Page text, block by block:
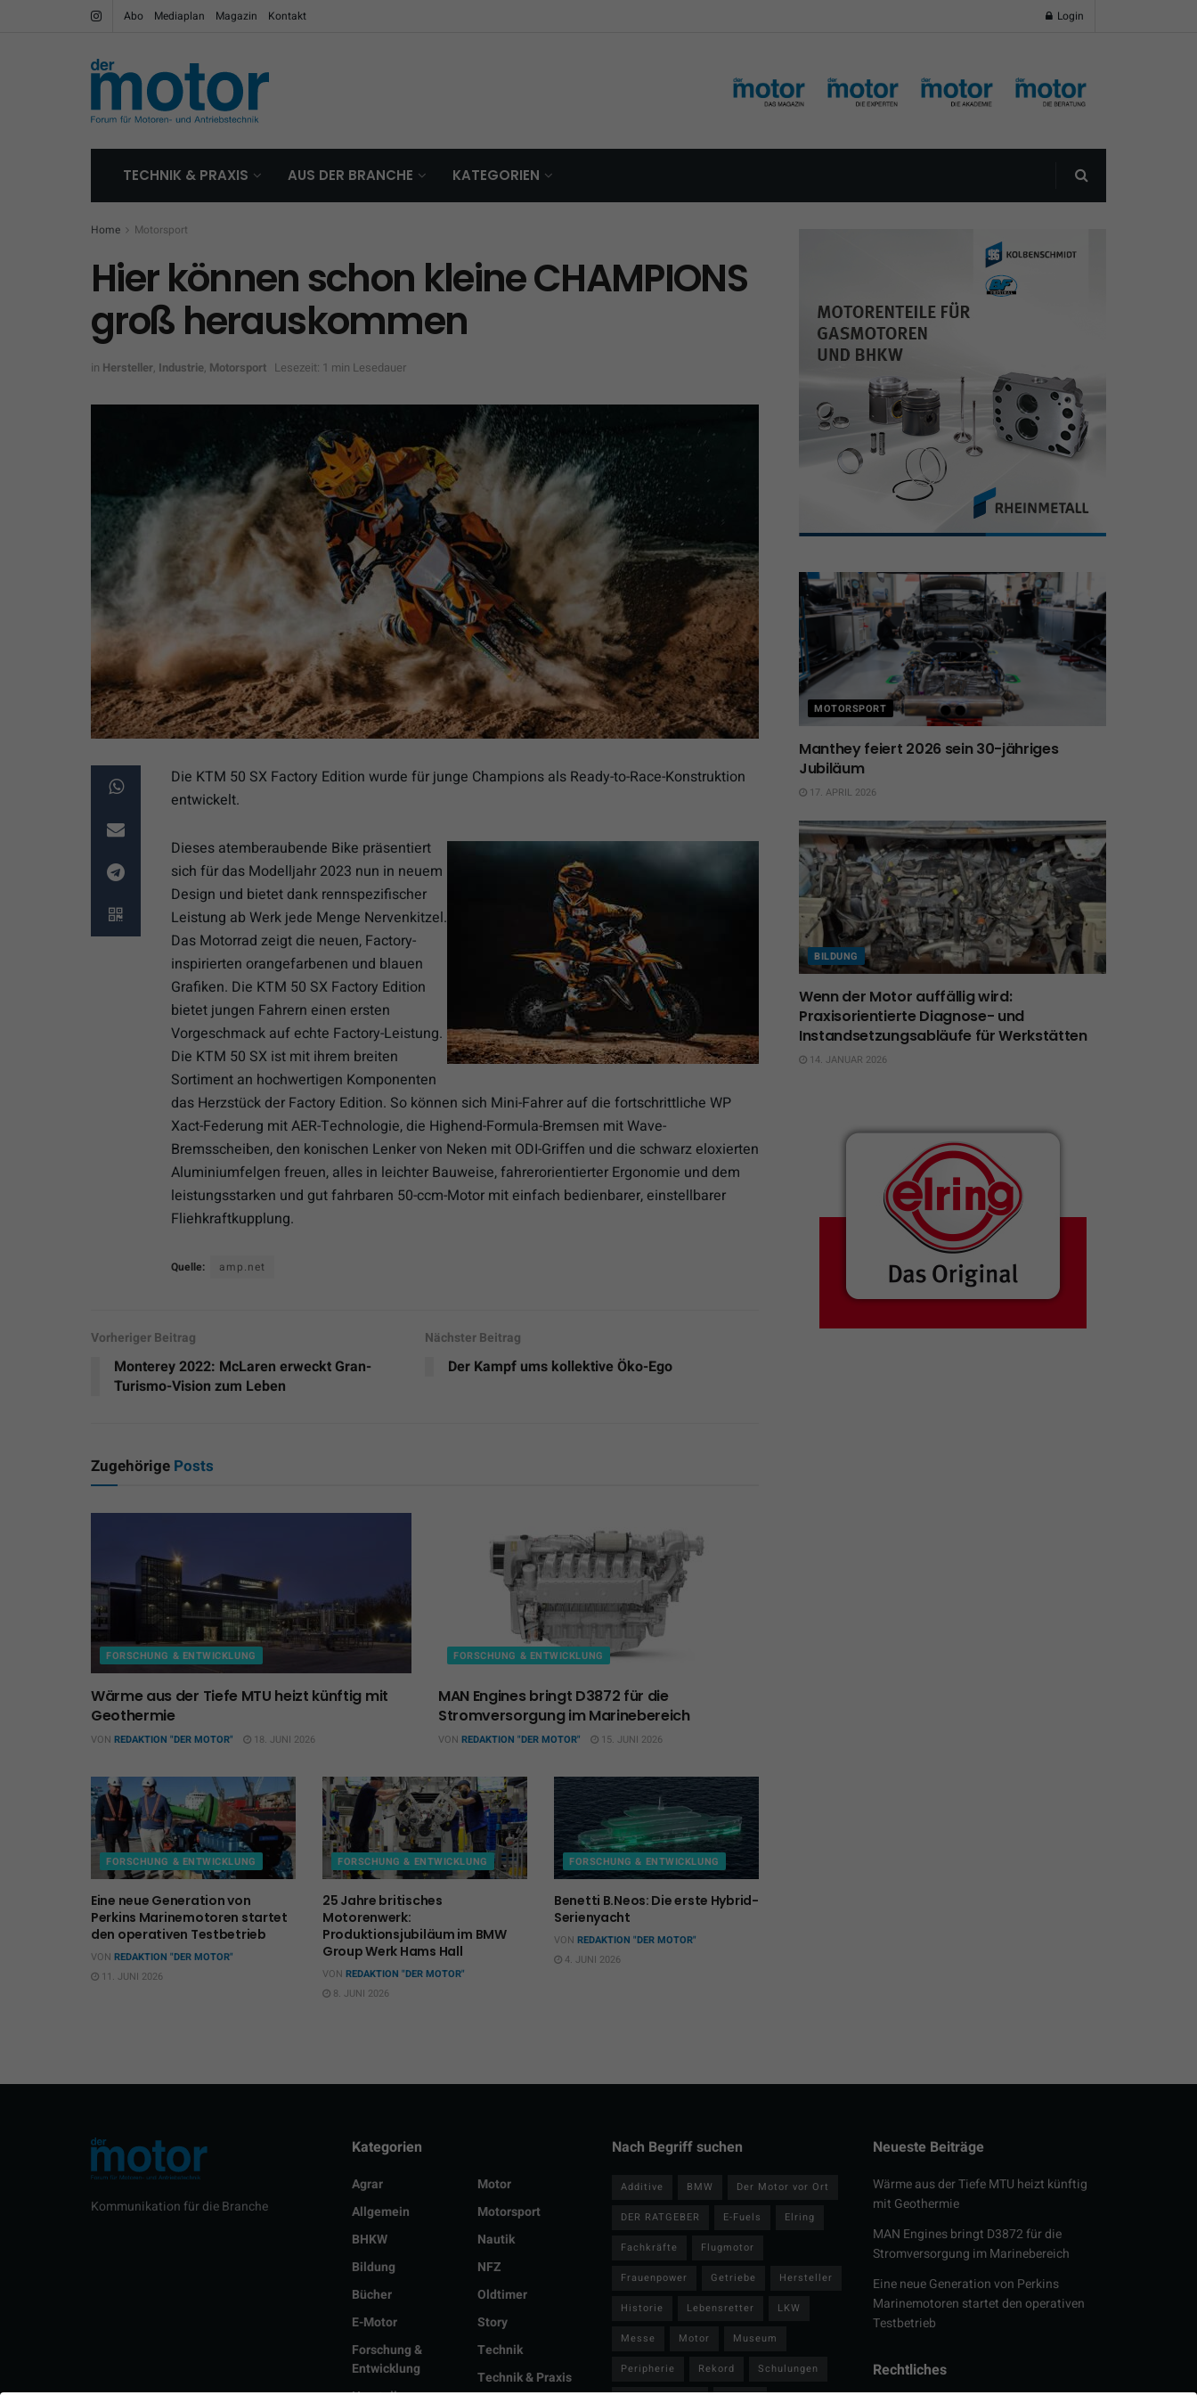
Abo Mediaplan Magazin Kontakt Login
TECHNIK & PRAXIS AUS DER BRANCHE KATEGORIEN
Home Motorsport
Hier können schon kleine CHAMPIONS
groß herauskommen
in Hersteller, Industrie, Motorsport Lesezeit: 1 min Lesedauer
Die KTM 50 SX Factory Edition wurde für junge Champions als Ready-to-Race-Konstruktion
entwickelt.
Dieses atemberaubende Bike präsentiert
sich für das Modelljahr 2023 nun in neuem
Design und bietet dank rennspezifischer
Leistung ab Werk jede Menge Nervenkitzel.
Das Motorrad zeigt die neuen, Factory-
inspirierten orangefarbenen und blauen
Grafiken. Die KTM 50 SX Factory Edition
bietet jungen Fahrern einen ersten
Vorgeschmack auf echte Factory-Leistung.
Die KTM 50 SX ist mit ihrem breiten
Sortiment an hochwertigen Komponenten
das Herzstück der Factory Edition. So können sich Mini-Fahrer auf die fortschrittliche WP
Xact-Federung mit AER-Technologie, die Highend-Formula-Bremsen mit Wave-
Bremsscheiben, den konischen Lenker von Neken mit ODI-Griffen und die schwarz eloxierten
Aluminiumfelgen freuen, alles in leichter Bauweise, fahrerorientierter Ergonomie und dem
leistungsstarken und gut fahrbaren 50-ccm-Motor mit einfach bedienbarer, einstellbarer
Fliehkraftkupplung.
Quelle: amp.net
Vorheriger Beitrag
Monterey 2022: McLaren erweckt Gran-
Turismo-Vision zum Leben
Nächster Beitrag
Der Kampf ums kollektive Öko-Ego
Zugehörige Posts
FORSCHUNG & ENTWICKLUNG
Wärme aus der Tiefe MTU heizt künftig mit
Geothermie
VON REDAKTION "DER MOTOR" 18. JUNI 2026
FORSCHUNG & ENTWICKLUNG
MAN Engines bringt D3872 für die
Stromversorgung im Marinebereich
VON REDAKTION "DER MOTOR" 15. JUNI 2026
FORSCHUNG & ENTWICKLUNG
Eine neue Generation von
Perkins Marinemotoren startet
den operativen Testbetrieb
VON REDAKTION "DER MOTOR"
11. JUNI 2026
FORSCHUNG & ENTWICKLUNG
25 Jahre britisches
Motorenwerk:
Produktionsjubiläum im BMW
Group Werk Hams Hall
VON REDAKTION "DER MOTOR"
8. JUNI 2026
FORSCHUNG & ENTWICKLUNG
Benetti B.Neos: Die erste Hybrid-
Serienyacht
VON REDAKTION "DER MOTOR"
4. JUNI 2026
MOTORSPORT
Manthey feiert 2026 sein 30-jähriges
Jubiläum
17. APRIL 2026
BILDUNG
Wenn der Motor auffällig wird:
Praxisorientierte Diagnose- und
Instandsetzungsabläufe für Werkstätten
14. JANUAR 2026
Kommunikation für die Branche
Kategorien
Agrar
Allgemein
BHKW
Bildung
Bücher
E-Motor
Forschung &
Entwicklung
Motor
Motorsport
Nautik
NFZ
Oldtimer
Story
Technik
Technik & Praxis
Nach Begriff suchen
Additive BMW
Der Motor vor Ort
DER RATGEBER
E-Fuels
Elring
Fachkräfte
Flugmotor
Frauenpower
Getriebe
Hersteller
Historie
Lebensretter
LKW
Messe
Motor
Museum
Peripherie
Rekord
Schulungen
Neueste Beiträge
Wärme aus der Tiefe MTU heizt künftig
mit Geothermie
MAN Engines bringt D3872 für die
Stromversorgung im Marinebereich
Eine neue Generation von Perkins
Marinemotoren startet den operativen
Testbetrieb
Rechtliches